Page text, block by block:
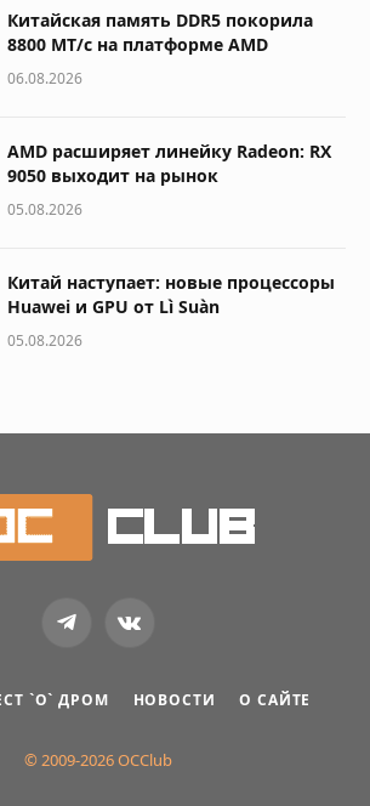
Китайская память DDR5 покорила
8800 МТ/с на платформе AMD
06.08.2026
AMD расширяет линейку Radeon: RX
9050 выходит на рынок
05.08.2026
Китай наступает: новые процессоры
Huawei и GPU от Lì Suàn
05.08.2026
TelegramVKontakte
`О` ДРОМ НОВОСТИ О САЙТЕ
© 2009-2026 OCClub